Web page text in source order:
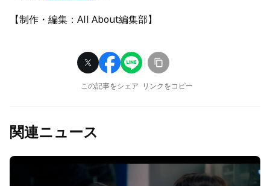
【制作・編集：All About編集部】
この記事をシェア リンクをコピー
関連ニュース